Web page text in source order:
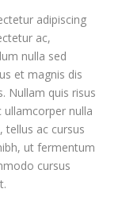
adipiscing
ac,
nulla sed
et magnis dis
Nullam quis risus
nulla
tellus ac cursus
ut fermentum
cursus